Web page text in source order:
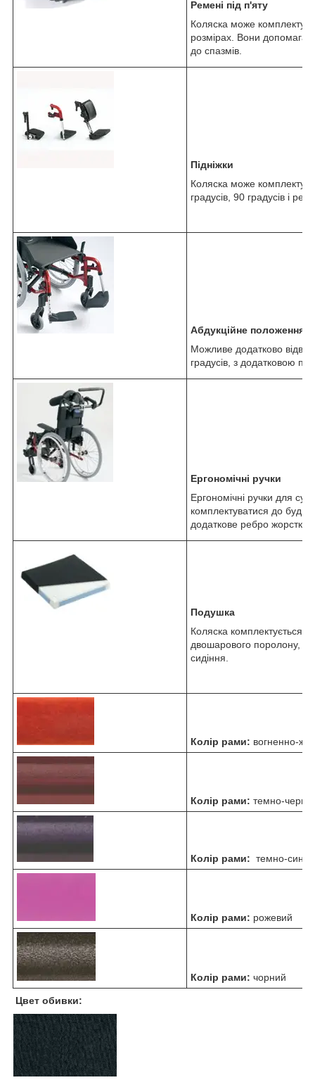
Ремені під п'яту
Коляска може
розмірах. Вони
до спазмів.
Підніжки
Коляска може
градусів, 90 градусів і
Абдукційне положення
Можливе додатково
градусів, з додатковою
Ергономічні ручки
Ергономічні ручки для
комплектуватися до будь-
додаткове ребро
Подушка
Коляска комплектується
двошарового поролону,
сидіння.
Колір рами: вогненно-
Колір рами: темно-
Колір рами: темно-синій
Колір рами: рожевий
Колір рами: чорний
Цвет обивки: